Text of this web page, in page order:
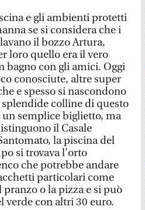
e gli ambienti protetti
se si considera che i
il bozzo Artura,
loro quello era il vero
bagno con gli amici. Oggi
conosciute, altre super
e spesso si nascondono
colline di questo
un semplice biglietto, ma
il Casale
la piscina del
si trovava l’orto
che potrebbe andare
particolari come
o la pizza e si può
verde con altri 30 euro.